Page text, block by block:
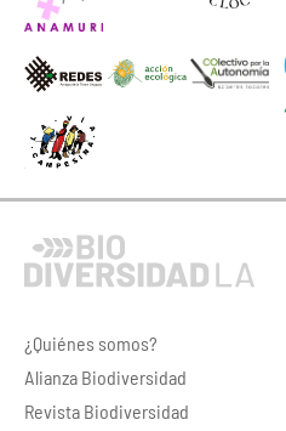
¿Quiénes somos?
Alianza Biodiversidad
Revista Biodiversidad